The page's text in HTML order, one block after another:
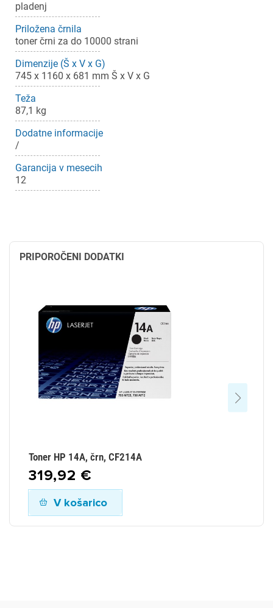
pladenj
Priložena črnila
toner črni za do 10000 strani
Dimenzije (Š x V x G)
745 x 1160 x 681 mm Š x V x G
Teža
87,1 kg
Dodatne informacije
/
Garancija v mesecih
12
PRIPOROČENI DODATKI
Toner HP 14A, črn, CF214A
319,92 €
V košarico
Za dodajanje na seznam želja morate biti prijavljeni.